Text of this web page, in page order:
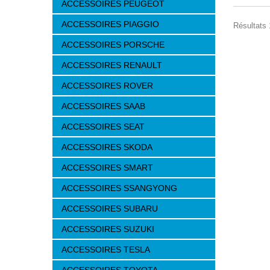
ACCESSOIRES PEUGEOT
ACCESSOIRES PIAGGIO
ACCESSOIRES PORSCHE
ACCESSOIRES RENAULT
ACCESSOIRES ROVER
ACCESSOIRES SAAB
ACCESSOIRES SEAT
ACCESSOIRES SKODA
ACCESSOIRES SMART
ACCESSOIRES SSANGYONG
ACCESSOIRES SUBARU
ACCESSOIRES SUZUKI
ACCESSOIRES TESLA
Résultats